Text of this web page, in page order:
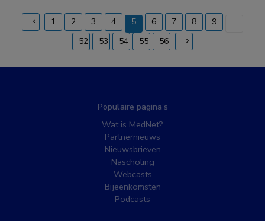
1 2 3 4
5
(current)
6 7 8 9
52
53 54 55 56
Populaire pagina’s
Wat is MedNet?
Partnernieuws
Nieuwsbrieven
Nascholing
Webcasts
Bijeenkomsten
Podcasts